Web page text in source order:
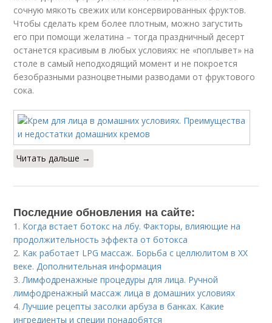
сочную мякоть свежих или консервированных фруктов.
Чтобы сделать крем более плотным, можно загустить
его при помощи желатина – тогда праздничный десерт
останется красивым в любых условиях: не «поплывет» на
столе в самый неподходящий момент и не покроется
безобразными разноцветными разводами от фруктового
сока.
Читать дальше →
Последние обновления на сайте:
1. Когда встает ботокс на лбу. Факторы, влияющие на
продолжительность эффекта от ботокса
2. Как работает LPG массаж. Борьба с целлюлитом в XX
веке. Дополнительная информация
3.Лимфодренажные процедуры для лица. Ручной
лимфодренажный массаж лица в домашних условиях
4.Лучшие рецепты засолки арбуза в банках. Какие
ингредиенты и специи понадобятся